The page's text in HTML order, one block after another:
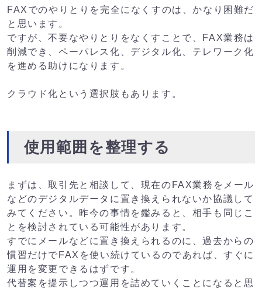
FAXでのやりとりを完全になくすのは、かなり困難だ
と思います。
ですが、不要なやりとりをなくすことで、FAX業務は
削減でき、ペーパレス化、デジタル化、テレワーク化
を進める助けになります。
クラウド化という選択肢もあります。
使用範囲を整理する
まずは、取引先と相談して、現在のFAX業務をメール
などのデジタルデータに置き換えられないか協議して
みてください。昨今の事情を鑑みると、相手も同じこ
とを検討されている可能性があります。
すでにメールなどに置き換えられるのに、過去からの
慣習だけでFAXを使い続けているのであれば、すぐに
運用を変更できるはずです。
代替案を提示しつつ運用を詰めていくことになると思